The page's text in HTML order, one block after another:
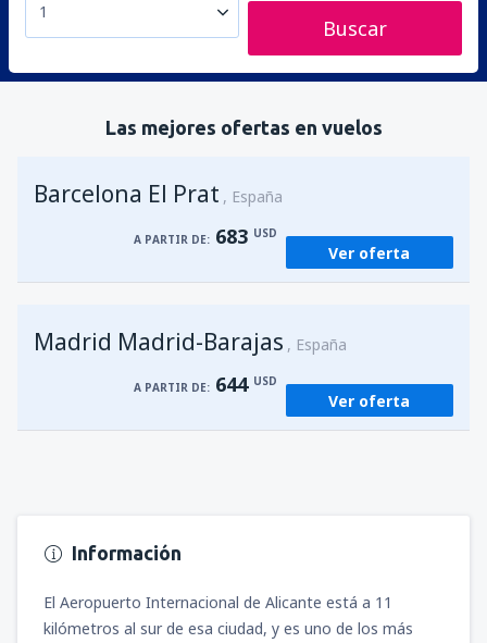
1
Buscar
Las mejores ofertas en vuelos
Barcelona El Prat España
A PARTIR DE: 683 USD
Ver oferta
Madrid Madrid-Barajas España
A PARTIR DE: 644 USD
Ver oferta
Información
El Aeropuerto Internacional de Alicante está a 11
kilómetros al sur de esa ciudad, y es uno de los más